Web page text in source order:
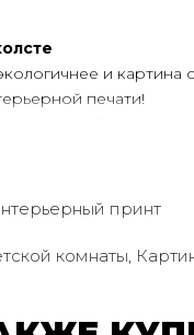
и картина
печати!
соотношения
заказа.
на сайте или
принт
комнаты,